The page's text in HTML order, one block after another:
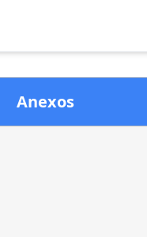
Anexos